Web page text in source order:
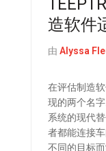
造软件
由 Alyssa
在评估制造
现的两个名
系统的现代
者都能连接
不同的目标